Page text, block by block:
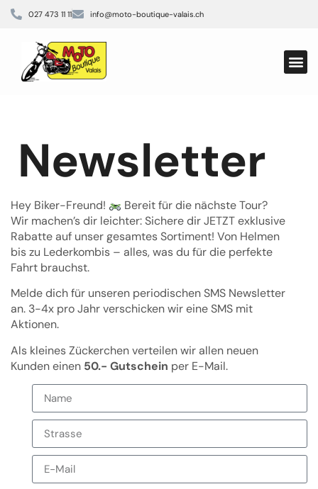
027 473 11 11 info@moto-boutique-valais.ch
Newsletter
Hey Biker-Freund!
Bereit für die nächste Tour?
Wir machen’s dir leichter: Sichere dir JETZT exklusive
Rabatte auf unser gesamtes Sortiment! Von Helmen
bis zu Lederkombis – alles, was du für die perfekte
Fahrt brauchst.
Melde dich für unseren periodischen SMS Newsletter
an. 3-4x pro Jahr verschicken wir eine SMS mit
Aktionen.
Als kleines Zückerchen verteilen wir allen neuen
Kunden einen 50.- Gutschein per E-Mail.